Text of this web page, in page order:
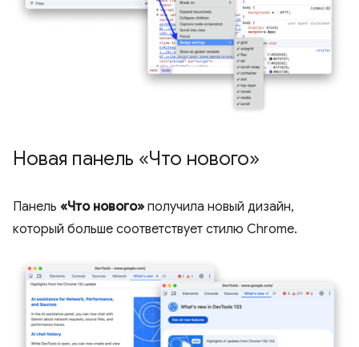
Новая панель «Что нового»
Панель «Что нового» получила новый дизайн,
который больше соответствует стилю Chrome.